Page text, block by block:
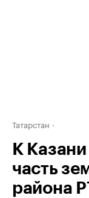
Татарстан
К
часть
района